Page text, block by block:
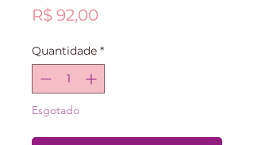
R$ 92,00
Quantidade *
Esgotado